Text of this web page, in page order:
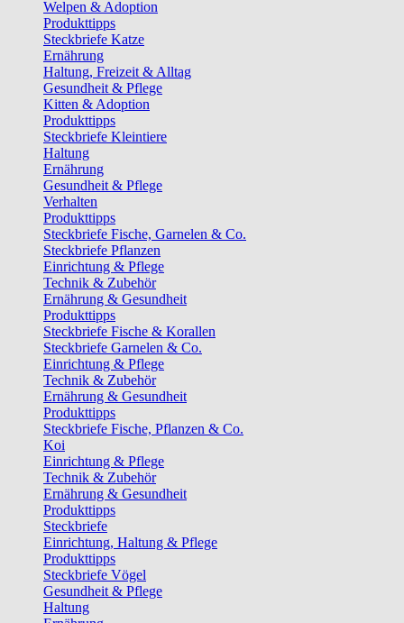
Welpen & Adoption
Produkttipps
Steckbriefe Katze
Ernährung
Haltung, Freizeit & Alltag
Gesundheit & Pflege
Kitten & Adoption
Produkttipps
Steckbriefe Kleintiere
Haltung
Ernährung
Gesundheit & Pflege
Verhalten
Produkttipps
Steckbriefe Fische, Garnelen & Co.
Steckbriefe Pflanzen
Einrichtung & Pflege
Technik & Zubehör
Ernährung & Gesundheit
Produkttipps
Steckbriefe Fische & Korallen
Steckbriefe Garnelen & Co.
Einrichtung & Pflege
Technik & Zubehör
Ernährung & Gesundheit
Produkttipps
Steckbriefe Fische, Pflanzen & Co.
Koi
Einrichtung & Pflege
Technik & Zubehör
Ernährung & Gesundheit
Produkttipps
Steckbriefe
Einrichtung, Haltung & Pflege
Produkttipps
Steckbriefe Vögel
Gesundheit & Pflege
Haltung